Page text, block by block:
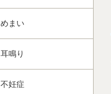
めまい
耳鳴り
不妊症